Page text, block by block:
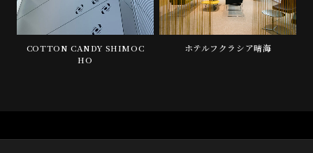
COTTON CANDY SHIMOC
HO
ホテルフクラシア晴海